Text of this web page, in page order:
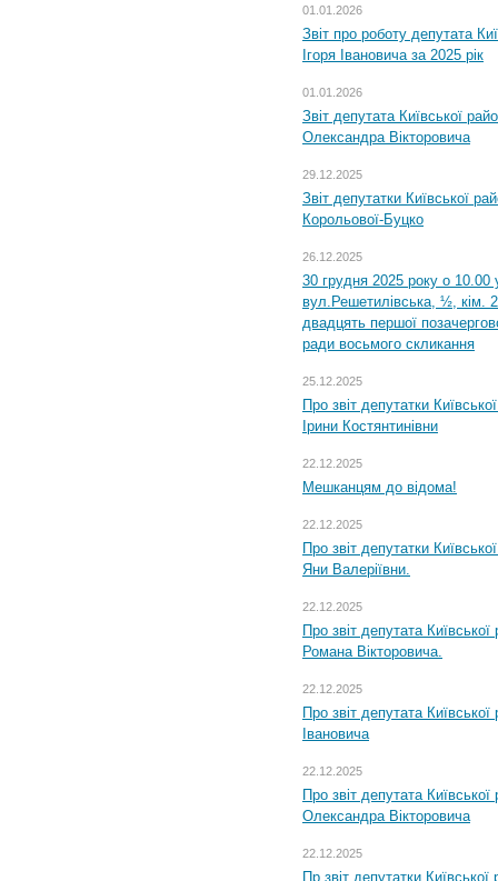
01.01.2026
Звіт про роботу депутата
Ігоря Івановича за 2025 рік
01.01.2026
Звіт депутата Київської
Олександра Вікторовича
29.12.2025
Звіт депутатки Київської
Корольової-Буцко
26.12.2025
30 грудня 2025 року о 10.00
вул.Решетилівська, ½, кім.
двадцять першої
ради восьмого скликання
25.12.2025
Про звіт депутатки
Ірини Костянтинівни
22.12.2025
Мешканцям до відома!
22.12.2025
Про звіт депутатки
Яни Валеріївни.
22.12.2025
Про звіт депутата
Романа Вікторовича.
22.12.2025
Про звіт депутата
Івановича
22.12.2025
Про звіт депутата
Олександра Вікторовича
22.12.2025
Пр звіт депутатки